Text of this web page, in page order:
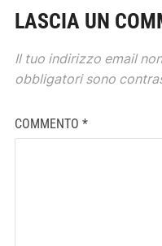
LASCIA UN
Il tuo indirizzo email
obbligatori sono
COMMENTO *